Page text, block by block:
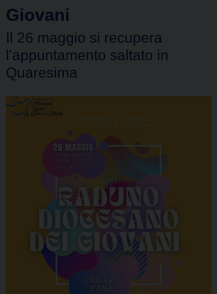
Giovani
Il 26 maggio si recupera
l'appuntamento saltato in
Quaresima